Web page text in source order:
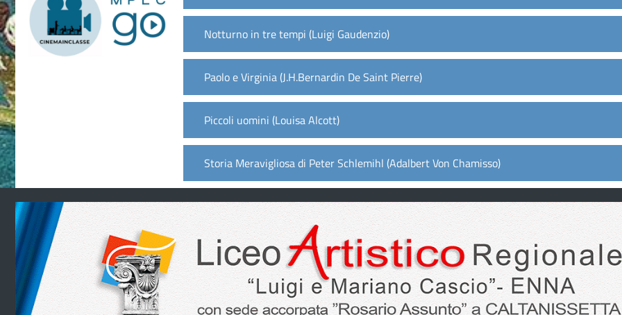
Notturno in tre tempi (Luigi Gaudenzio)
Paolo e Virginia (J.H.Bernardin De Saint Pierre)
Piccoli uomini (Louisa Alcott)
Storia Meravigliosa di Peter Schlemihl (Adalbert Von Chamisso)